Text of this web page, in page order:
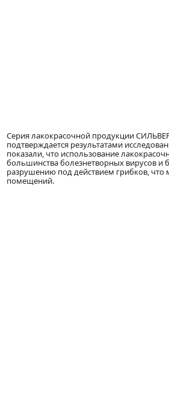
Серия лакокрасочной продукции
подтверждается результатами
показали, что использование
большинства болезнетворных вирусов и
разрушению под действием грибков, что
помещений.